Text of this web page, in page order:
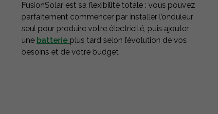
FusionSolar est sa flexibilité totale : vous pouvez
parfaitement commencer par installer l’onduleur
seul pour produire votre électricité, puis ajouter
une batterie plus tard selon l’évolution de vos
besoins et de votre budget